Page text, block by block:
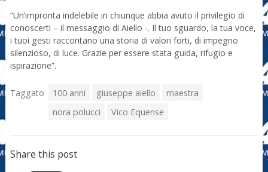
“Un’impronta indelebile in chiunque abbia avuto il privilegio di
conoscerti – il messaggio di Aiello -. Il tuo sguardo, la tua voce,
i tuoi gesti raccontano una storia di valori forti, di impegno
silenzioso, di luce. Grazie per essere stata guida, rifugio e
ispirazione”.
Taggato 100 anni giuseppe aiello
maestra
nora polucci
Vico Equense
Share this post